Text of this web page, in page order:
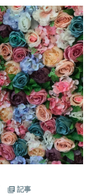
記事